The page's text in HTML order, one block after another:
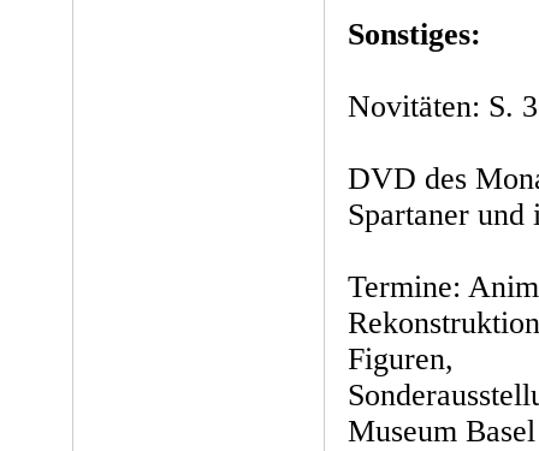
Sonstiges:
Novitäten: S.
DVD des
Spartaner
Termine:
Figuren,
Museum